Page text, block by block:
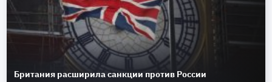
Британия расширила санкции против России